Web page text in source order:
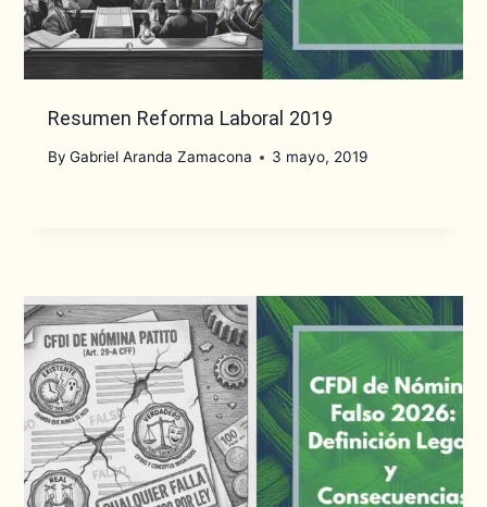
Resumen Reforma Laboral 2019
By Gabriel Aranda Zamacona 3 mayo, 2019